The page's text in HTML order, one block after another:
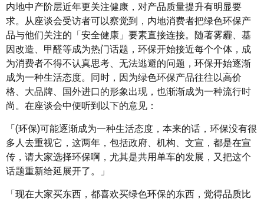
内地中产阶层近年更关注健康，对产品质量提升有明显要
求。从座谈会受访者可以察觉到，内地消费者把绿色环保产
品与他们关注的「安全健康」要素直接连接。随著雾霾、基
因改造、甲醛等成为热门话题，环保开始接近每个个体，成
为消费者不得不认真思考、无法逃避的问题，环保开始逐渐
成为一种生活态度。同时，因为绿色环保产品往往以高价
格、大品牌、国外进口的形象出现，也渐渐成为一种流行时
尚。在座谈会中便听到以下的意见：
「(环保)可能逐渐成为一种生活态度，本来的话，环保没有很
多人去重视它，这两年，包括政府、机构、文宣，都是在宣
传，请大家选择环保啊，尤其是共用单车的发展，又把这个
话题重新给延展开了。」
「现在大家买东西，都喜欢买绿色环保的东西，觉得品质比